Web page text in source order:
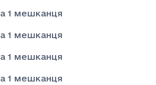
1 мешканця
1 мешканця
1 мешканця
1 мешканця